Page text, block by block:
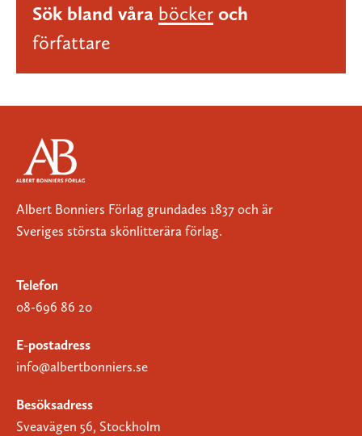
Sök bland våra böcker och
författare
Albert Bonniers Förlag grundades 1837 och är
Sveriges största skönlitterära förlag.
Telefon
08-696 86 20
E-postadress
info@albertbonniers.se
Besöksadress
Sveavägen 56, Stockholm